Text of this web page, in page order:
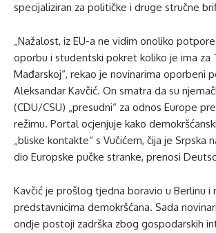
specijaliziran za političke i druge stručne
„Nažalost, iz EU-a ne vidim onoliko
oporbu i studentski pokret koliko je ima za
Mađarskoj“, rekao je novinarima oporbeni
Aleksandar Kavčić. On smatra da su
(CDU/CSU) „presudni“ za odnos Europe
režimu. Portal ocjenjuje kako
„bliske kontakte“ s Vučićem, čija je Srpska
dio Europske pučke stranke, prenosi
Kavčić je prošlog tjedna boravio u Berlinu i
predstavnicima demokršćana. Sada
ondje postoji zadrška zbog gospodarskih